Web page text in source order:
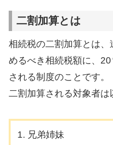
二割加算とは
相続税の二割加算とは
めるべき相続税額に、
される制度のことです。
二割加算される対象者は
兄弟姉妹